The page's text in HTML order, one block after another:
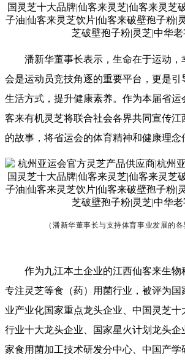
潘新华董事长表示，生命在于运动，
会是运动员竞技角逐的重要平台，更是引
生活方式，提升健康素养。作为本届省运
客来有机灵芝将联合社会各界共同宣传江
的故事，将省运会的体育精神和健康理念
（潘新华董事长与支持体育事业发展的各
作为九江本土企业的江西仙客来生物
专注灵芝等食（药）用菌行业，被评为国
业产业化国家重点龙头企业、中国灵芝
行业十大龙头企业、国家星火计划龙头企
家食用菌加工技术研发分中心、中国产学